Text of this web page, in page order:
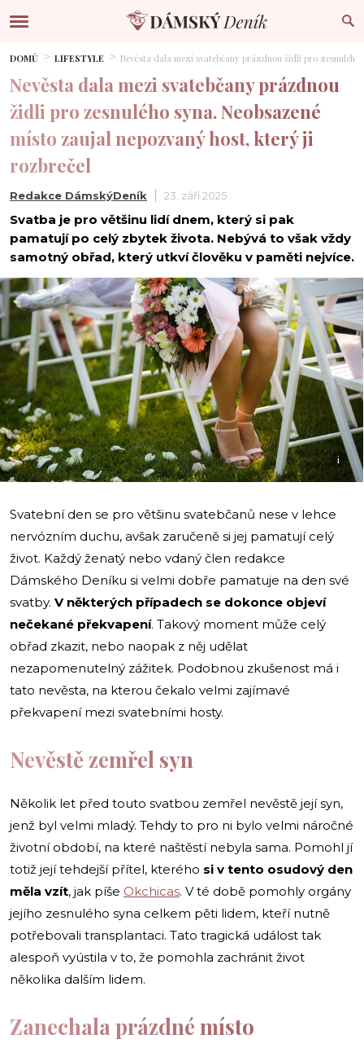
DOMŮ LIFESTYLE Nevěsta dala mezi svatebčany prázdnou židli pro
Nevěsta dala mezi svatebčany prázdnou
židli pro zesnulého syna. Neobsazené
místo zaujal nepozvaný host, který ji
rozbrečel
Redakce DámskýDeník 23. září 2025
Svatba je pro většinu lidí dnem, který si pak
pamatují po celý zbytek života. Nebývá to však vždy
samotný obřad, který utkví člověku v paměti nejvíce.
i
Svatební den se pro většinu svatebčanů nese v lehce
nervózním duchu, avšak zaručeně si jej pamatují celý
život. Každý ženatý nebo vdaný člen redakce
Dámského Deníku si velmi dobře pamatuje na den své
svatby. V některých případech se dokonce objeví
nečekané překvapení. Takový moment může celý
obřad zkazit, nebo naopak z něj udělat
nezapomenutelný zážitek. Podobnou zkušenost má i
tato nevěsta, na kterou čekalo velmi zajímavé
překvapení mezi svatebními hosty.
Nevěstě zemřel syn
Několik let před touto svatbou zemřel nevěstě její syn,
jenž byl velmi mladý. Tehdy to pro ni bylo velmi náročné
životní období, na které naštěstí nebyla sama. Pomohl jí
totiž její tehdejší přítel, kterého si v tento osudový den
měla vzít, jak píše Okchicas. V té době pomohly orgány
jejího zesnulého syna celkem pěti lidem, kteří nutně
potřebovali transplantaci. Tato tragická událost tak
alespoň vyústila v to, že pomohla zachránit život
několika dalším lidem.
Zanechala prázdné místo